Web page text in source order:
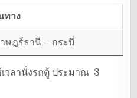
ทาง
ษฎร์ธานี – กระบี่
วลานั่งรถตู้ ประมาณ 3